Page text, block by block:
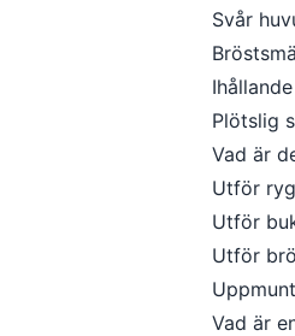
Svår
Plötslig
Vad är
Utför
Utför
Utför
Vad är